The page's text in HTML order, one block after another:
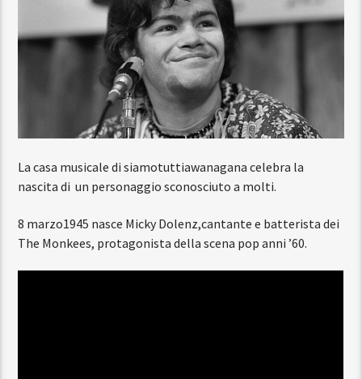
La casa musicale di siamotuttiawanagana celebra la
nascita di un personaggio sconosciuto a molti.
8 marzo1945 nasce Micky Dolenz,cantante e batterista dei
The Monkees, protagonista della scena pop anni ’60.